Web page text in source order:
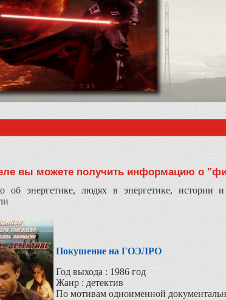
вы можете получить информацию о
об энергетике, людях в энергетике, истории
Покушение на ГОЭЛРО
Год выхода : 1986 год
Жанр : детектив
По мотивам одноименной